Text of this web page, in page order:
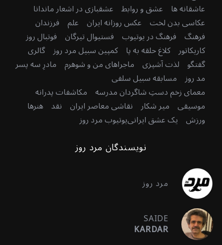
عاشقانه ها عشق و روابط عشقبازی در اشعار ماندانا
عکاسی بدن لخت عکس روزانه ایران علم فرزندان
فرهنگ فرهنگ در یوتیوب فستیوال تیرگان فوتبال روز
کاریکاتور کلاغ حلقه به پا کمپین سبیل مرد روز گالری
گفتگو لذت آشپزی ماجراهای من و شوهرم مادرِ سه پسر
مد روز مسابقه سبیل سلفی
معمای زخم دستِ شاگردان مدرسه مکاشفات پدرانه
موسیقی میر شکار نقاشی معاصر ایران نقد هنرها
ورزش یک عشق ایرانییوتیوب مرد روز
نویسندگان مرد روز
مرد روز
SAIDE
KARDAR